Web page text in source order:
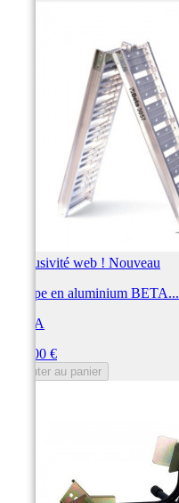
Exclusivité web ! Nouveau
Rampe en aluminium BETA...
BETA
276,00 €
Ajouter au panier